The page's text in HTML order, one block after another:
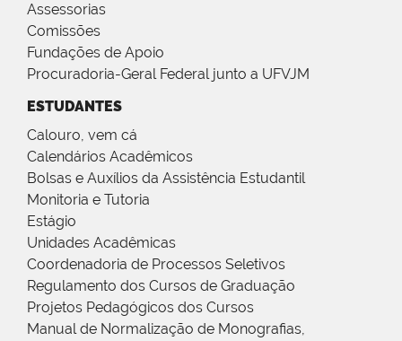
Assessorias
Comissões
Fundações de Apoio
Procuradoria-Geral Federal junto a UFVJM
ESTUDANTES
Calouro, vem cá
Calendários Acadêmicos
Bolsas e Auxílios da Assistência Estudantil
Monitoria e Tutoria
Estágio
Unidades Acadêmicas
Coordenadoria de Processos Seletivos
Regulamento dos Cursos de Graduação
Projetos Pedagógicos dos Cursos
Manual de Normalização de Monografias,